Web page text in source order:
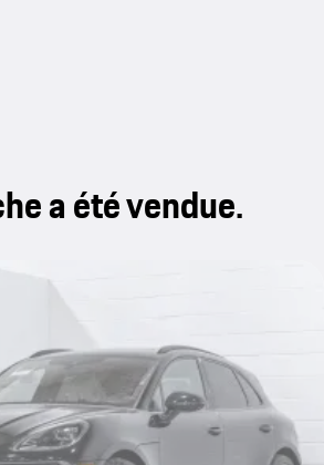
a été vendue.